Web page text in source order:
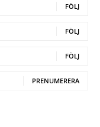
FÖLJ
FÖLJ
FÖLJ
PRENUMERERA